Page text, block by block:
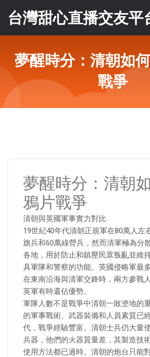
台灣甜心直播交友平
夢醒時分：清朝如
戰爭
夢醒時分：清朝
鴉片戰爭
清朝與英國軍事實力對比
19世紀40年代清朝正規軍在80萬人左
旗兵和60萬綠營兵，然而清軍極為分
各地，用於防止和鎮壓民眾叛亂並維
具軍隊和警察的功能。英國侵略軍最
在東南沿海與清軍交鋒時，兩方參戰
英軍有時還佔優勢。
軍隊人數不是戰爭中清朝一敗塗地的
的軍事戰術、武器裝備和人員素質已
代，戰爭經驗豐富。清朝士兵仍大量
兵器，他們的火器質量差，其製造技
使用方法都已過時。清朝的炮台只能